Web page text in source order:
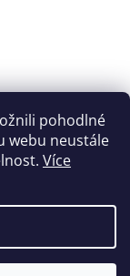
pohodlné
webu neustále
Více